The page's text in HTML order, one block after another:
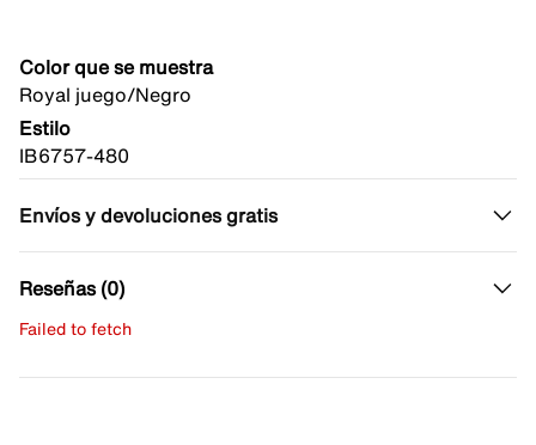
Color que se muestra
Royal juego/Negro
Estilo
IB6757-480
Envíos y devoluciones gratis
Reseñas (0)
Failed to fetch